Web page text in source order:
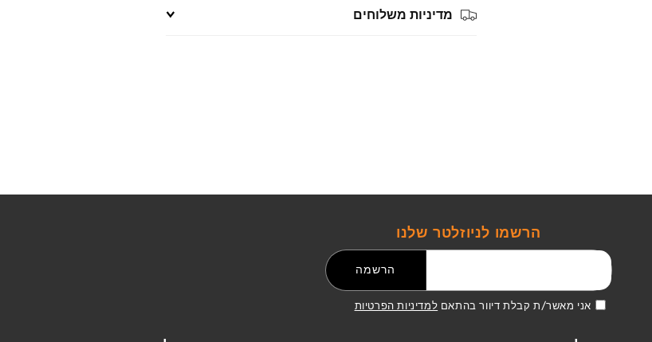
מדיניות משלוחים
הרשמו לניוזלטר שלנו
הרשמה
אני מאשר/ת קבלת דיוור בהתאם למדיניות הפרטיות